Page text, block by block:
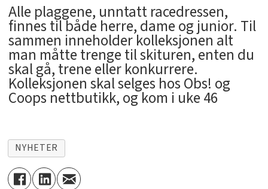
Alle plaggene, unntatt racedressen,
finnes til både herre, dame og junior. Til
sammen inneholder kolleksjonen alt
man måtte trenge til skituren, enten du
skal gå, trene eller konkurrere.
Kolleksjonen skal selges hos Obs! og
Coops nettbutikk, og kom i uke 46
NYHETER